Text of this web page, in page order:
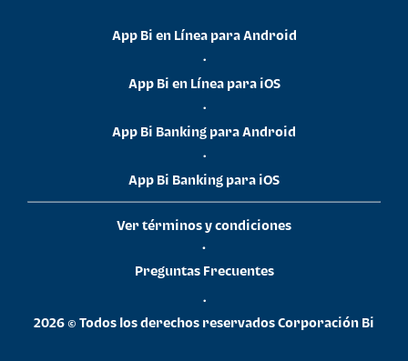
App Bi en Línea para Android
•
App Bi en Línea para iOS
•
App Bi Banking para Android
•
App Bi Banking para iOS
Ver términos y condiciones
•
Preguntas Frecuentes
•
2026 © Todos los derechos reservados Corporación Bi